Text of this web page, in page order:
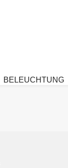
BELEUCHTUNG